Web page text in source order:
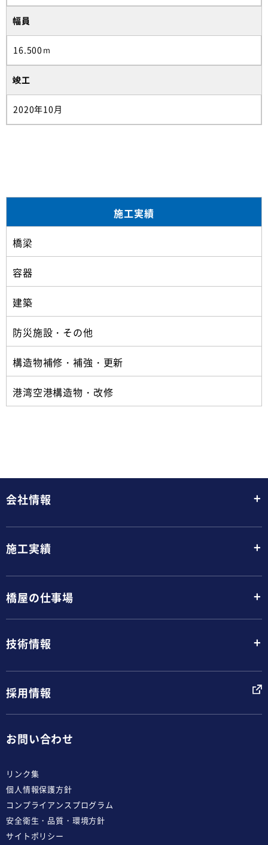
幅員
16.500ｍ
竣工
2020年10月
施工実績
橋梁
容器
建築
防災施設・その他
構造物補修・補強・更新
港湾空港構造物・改修
会社情報 +
施工実績 +
橋屋の仕事場 +
技術情報 +
採用情報
お問い合わせ
リンク集
個人情報保護方針
コンプライアンスプログラム
安全衛生・品質・環境方針
サイトポリシー